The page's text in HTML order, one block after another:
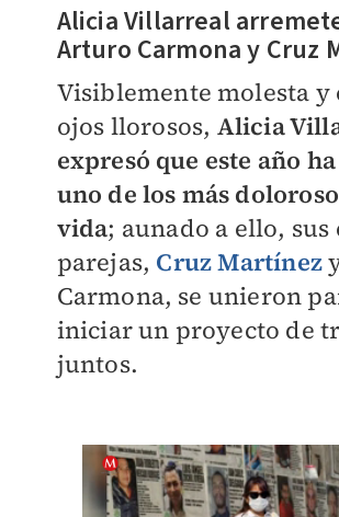
Alicia Villarreal
Arturo Carmona y Cruz
Visiblemente molesta y
ojos llorosos, Alicia
expresó que este año
uno de los más
vida; aunado a ello, sus
parejas, Cruz Martínez
Carmona, se unieron
iniciar un proyecto de
juntos.